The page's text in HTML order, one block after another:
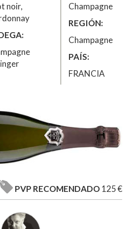
noir,
Champagne
REGIÓN
Champagne
PAÍS
FRANCIA
PVP RECOMENDADO125 €